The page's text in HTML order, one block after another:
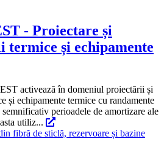
- Proiectare și
termice și echipamente
activează în domeniul proiectării și
și echipamente termice cu randamente
perioadele de amortizare ale
utiliz...